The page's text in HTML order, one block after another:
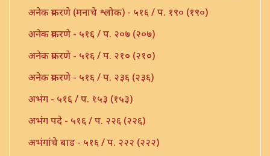
अनेक प्रकरणे (मनाचे श्लोक) - ५१६ / प. १९० (१९०)
अनेक प्रकरणे - ५१६ / प. २०७ (२०७)
अनेक प्रकरणे - ५१६ / प. २१० (२१०)
अनेक प्रकरणे - ५१६ / प. २३६ (२३६)
अभंग - ५१६ / प. १५३ (१५३)
अभंग पदे - ५१६ / प. २२६ (२२६)
अभंगांचे बाड - ५१६ / प. २२२ (२२२)